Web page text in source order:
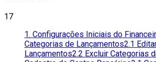
17
1. Configurações Iniciais do
Categorias de Lançamentos2.1
Lançamentos2.2 Excluir Categorias